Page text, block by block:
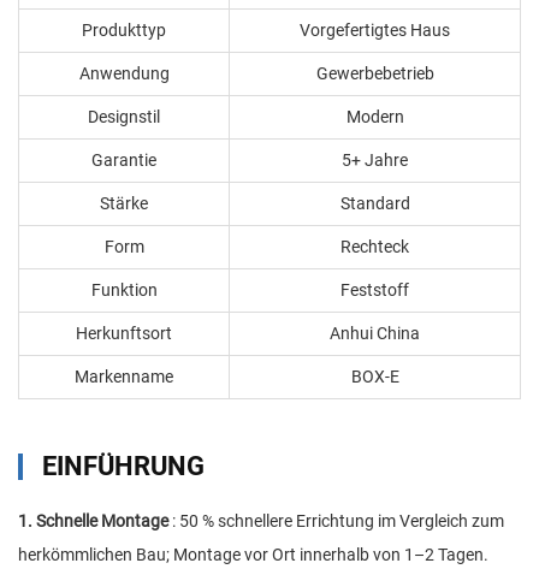
Produkttyp Vorgefertigtes Haus
Anwendung Gewerbebetrieb
Designstil Modern
Garantie 5+ Jahre
Stärke Standard
Form Rechteck
Funktion Feststoff
Herkunftsort Anhui China
Markenname BOX-E
EINFÜHRUNG
1. Schnelle Montage: 50 % schnellere Errichtung im Vergleich zum
herkömmlichen Bau; Montage vor Ort innerhalb von 1–2 Tagen.